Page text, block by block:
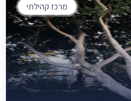
מרכז קהילתי